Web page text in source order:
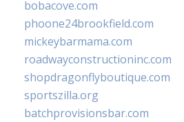
bobacove.com
phoone24brookfield.com
mickeybarmama.com
roadwayconstructioninc.com
shopdragonflyboutique.com
sportszilla.org
batchprovisionsbar.com